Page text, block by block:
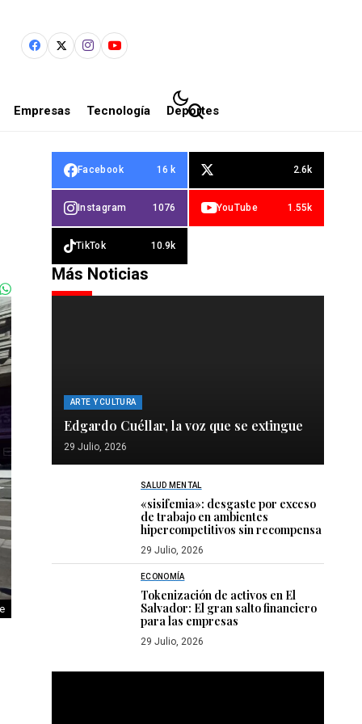
Empresas Tecnología Deportes
Facebook 16 k 2.6k
Instagram 1076 YouTube 1.55k
TikTok 10.9k
Más Noticias
ARTE Y CULTURA
Edgardo Cuéllar, la voz que se extingue
29 Julio, 2026
SALUD MENTAL
«sisifemia»: desgaste por exceso
de trabajo en ambientes
hipercompetitivos sin recompensa
29 Julio, 2026
ECONOMÍA
Tokenización de activos en El
Salvador: El gran salto financiero
para las empresas
29 Julio, 2026